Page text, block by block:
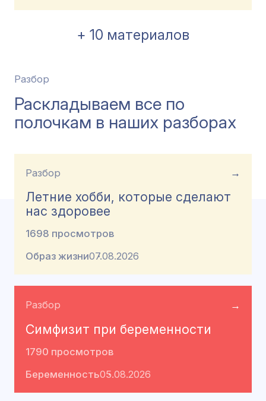
+ 10 материалов
Разбор
Раскладываем все по
полочкам в наших разборах
Разбор →
Летние хобби, которые сделают
нас здоровее
1698 просмотров
Образ жизни07.08.2026
Разбор →
Симфизит при беременности
1790 просмотров
Беременность05.08.2026